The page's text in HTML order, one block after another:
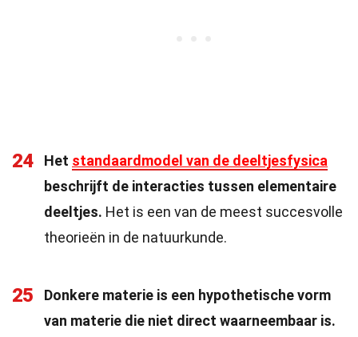
24 Het standaardmodel van de deeltjesfysica
beschrijft de interacties tussen elementaire
deeltjes. Het is een van de meest succesvolle
theorieën in de natuurkunde.
25
Donkere materie is een hypothetische vorm
van materie die niet direct waarneembaar is.